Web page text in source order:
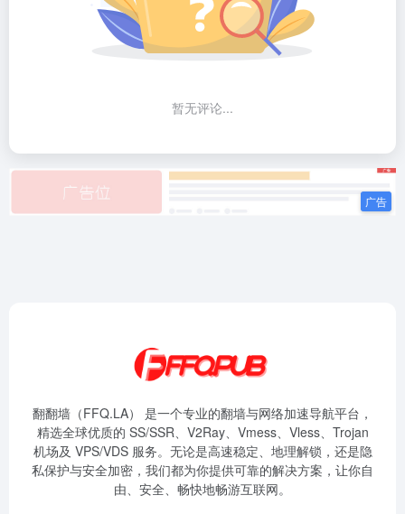
暂无评论...
翻翻墙（FFQ.LA） 是一个专业的翻墙与网络加速导航平台，
精选全球优质的 SS/SSR、V2Ray、Vmess、Vless、Trojan
机场及 VPS/VDS 服务。无论是高速稳定、地理解锁，还是隐
私保护与安全加密，我们都为你提供可靠的解决方案，让你自
由、安全、畅快地畅游互联网。